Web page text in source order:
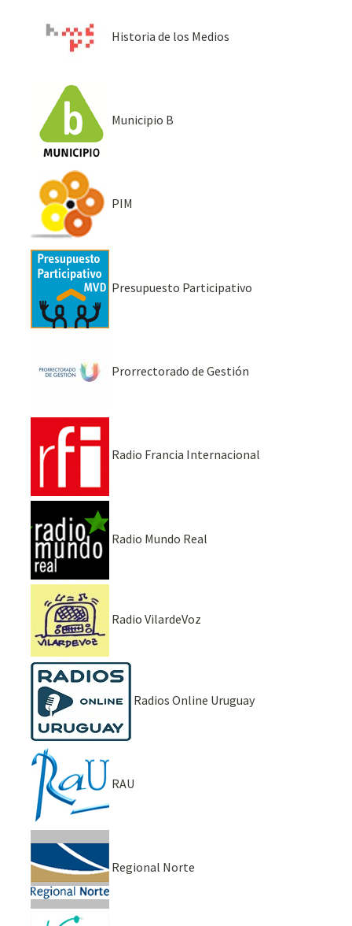
Historia de los Medios
Municipio B
PIM
Presupuesto Participativo
Prorrectorado de Gestión
Radio Francia Internacional
Radio Mundo Real
Radio VilardeVoz
Radios Online Uruguay
RAU
Regional Norte